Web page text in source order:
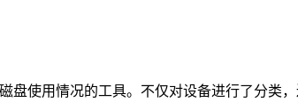
盘使用情况的工具。不仅对设备进行了分类